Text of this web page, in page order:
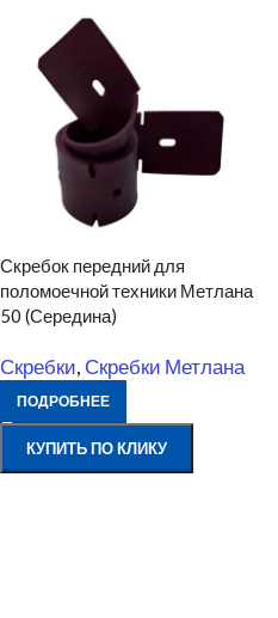
Скребок передний для
поломоечной техники Метлана
50 (Середина)
Скребки, Скребки Метлана
ПОДРОБНЕЕ
КУПИТЬ ПО КЛИКУ